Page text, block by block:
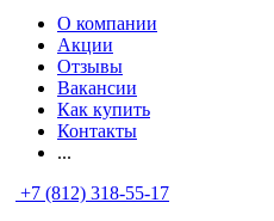
О компании
Акции
Отзывы
Вакансии
Как купить
Контакты
...
+7 (812) 318-55-17